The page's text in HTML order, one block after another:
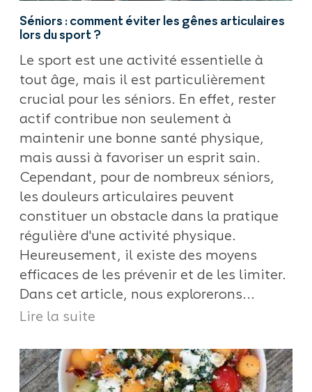
Séniors : comment éviter les gênes articulaires
lors du sport ?
Le sport est une activité essentielle à
tout âge, mais il est particulièrement
crucial pour les séniors. En effet, rester
actif contribue non seulement à
maintenir une bonne santé physique,
mais aussi à favoriser un esprit sain.
Cependant, pour de nombreux séniors,
les douleurs articulaires peuvent
constituer un obstacle dans la pratique
régulière d'une activité physique.
Heureusement, il existe des moyens
efficaces de les prévenir et de les limiter.
Dans cet article, nous explorerons...
Lire la suite